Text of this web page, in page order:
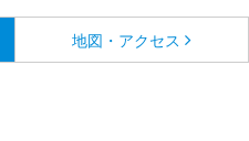
地図・アクセス